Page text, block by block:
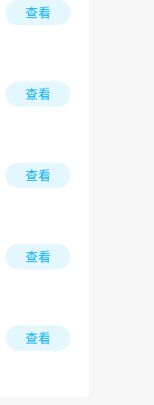
查看
查看
查看
查看
查看